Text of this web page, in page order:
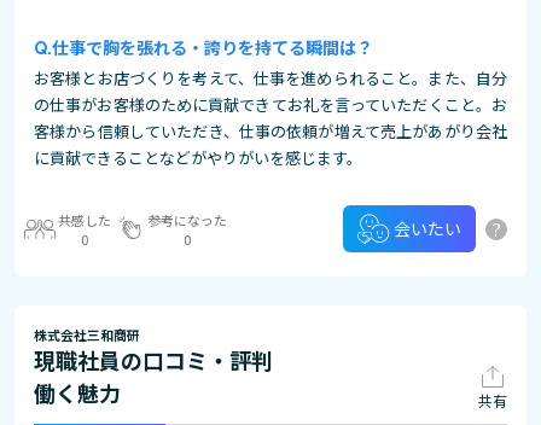
仕事で胸を張れる・誇りを持てる瞬間は？
お客様とお店づくりを考えて、仕事を進められること。また、自分
の仕事がお客様のために貢献できてお礼を言っていただくこと。お
客様から信頼していただき、仕事の依頼が増えて売上があがり会社
に貢献できることなどがやりがいを感じます。
共感した
0
参考になった
0
会いたい ?
株式会社三和商研
現職社員の口コミ・評判
働く魅力
共有